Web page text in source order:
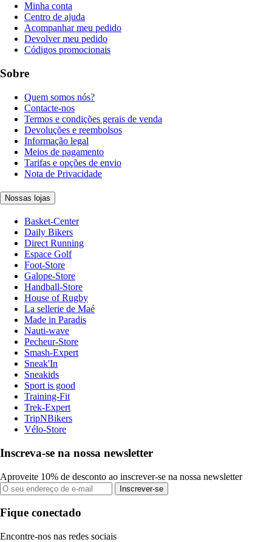
Minha conta
Centro de ajuda
Acompanhar meu pedido
Devolver meu pedido
Códigos promocionais
Sobre
Quem somos nós?
Contacte-nos
Termos e condições gerais de venda
Devoluções e reembolsos
Informação legal
Meios de pagamento
Tarifas e opções de envio
Nota de Privacidade
Nossas lojas
Basket-Center
Daily Bikers
Direct Running
Espace Golf
Foot-Store
Galope-Store
Handball-Store
House of Rugby
La sellerie de Maé
Made in Paradis
Nauti-wave
Pecheur-Store
Smash-Expert
Sneak'In
Sneakids
Sport is good
Training-Fit
Trek-Expert
TripNBikers
Vélo-Store
Inscreva-se na nossa newsletter
Aproveite 10% de desconto ao inscrever-se na nossa newsletter
Inscrever-se
Fique conectado
Encontre-nos nas redes sociais